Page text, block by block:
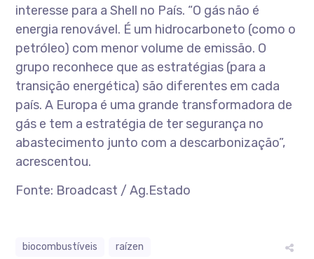
interesse para a Shell no País. “O gás não é
energia renovável. É um hidrocarboneto (como o
petróleo) com menor volume de emissão. O
grupo reconhece que as estratégias (para a
transição energética) são diferentes em cada
país. A Europa é uma grande transformadora de
gás e tem a estratégia de ter segurança no
abastecimento junto com a descarbonização”,
acrescentou.
Fonte: Broadcast / Ag.Estado
biocombustíveis raízen